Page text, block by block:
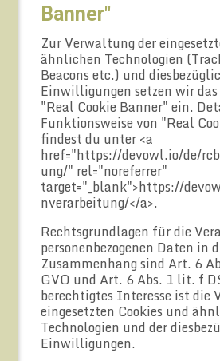
Banner"
Zur Verwaltung der
ähnlichen Technologien
Beacons etc.) und
Einwilligungen setzen wir
"Real Cookie Banner" ein.
Funktionsweise von "Real
findest du unter <a
href="https://devowl.io/de/
ung/" rel="noreferrer"
target="_blank">https://
nverarbeitung/</a>.
Rechtsgrundlagen für die
personenbezogenen Daten in
Zusammenhang sind Art. 6
GVO und Art. 6 Abs. 1 lit. f
berechtigtes Interesse ist die
eingesetzten Cookies und
Technologien und der
Einwilligungen.